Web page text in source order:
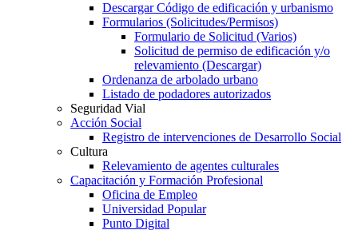
Descargar Código de edificación y urbanismo
Formularios (Solicitudes/Permisos)
Formulario de Solicitud (Varios)
Solicitud de permiso de edificación y/o
relevamiento (Descargar)
Ordenanza de arbolado urbano
Listado de podadores autorizados
Seguridad Vial
Acción Social
Registro de intervenciones de Desarrollo Social
Cultura
Relevamiento de agentes culturales
Capacitación y Formación Profesional
Oficina de Empleo
Universidad Popular
Punto Digital